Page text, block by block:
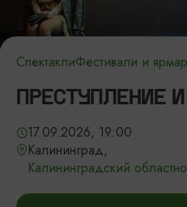
СпектаклиФестивали и
ПРЕСТУПЛЕНИЕ
17.09.2026, 19:00
Калининград,
Калининградский